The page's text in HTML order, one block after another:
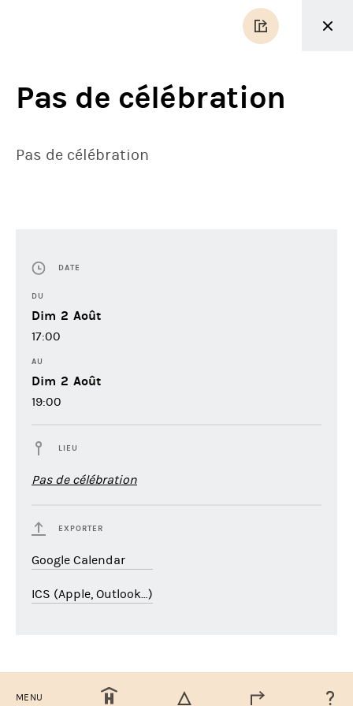
MENU
Pas de célébration
Pas de célébration
DATE
DU
Dim 2 Août
17:00
AU
Dim 2 Août
19:00
LIEU
Pas de célébration
EXPORTER
Google Calendar
ICS (Apple, Outlook…)